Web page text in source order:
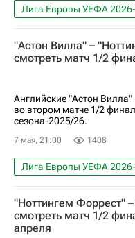
Лига Европы УЕФА
Фрайбург
Брага
"Астон Вилла" –
смотреть матч 1/2
Английские "Астон Вилла"
во втором матче 1/2
сезона-2025/26.
7 мая, 21:00 1408
Лига Европы УЕФА
Астон Вилла
"Ноттингем Форрест"
смотреть матч 1/2
апреля